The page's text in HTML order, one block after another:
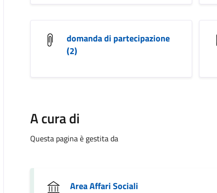
domanda di partecipazione
(2)
A cura di
Questa pagina è gestita da
Area Affari Sociali